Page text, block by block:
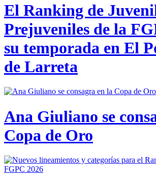
El Ranking de
Prejuveniles de la
su temporada en El
de Larreta
Ana Giuliano se
Copa de Oro